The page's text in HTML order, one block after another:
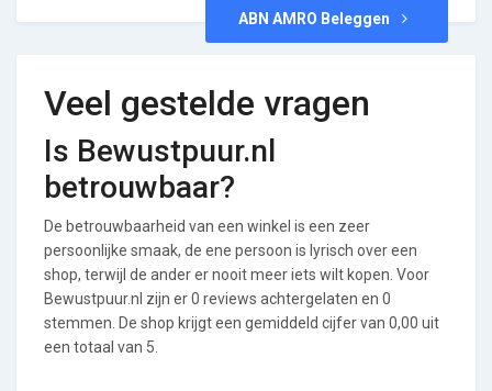
ABN AMRO Beleggen
Veel gestelde vragen
Is Bewustpuur.nl
betrouwbaar?
De betrouwbaarheid van een winkel is een zeer
persoonlijke smaak, de ene persoon is lyrisch over een
shop, terwijl de ander er nooit meer iets wilt kopen. Voor
Bewustpuur.nl zijn er 0 reviews achtergelaten en 0
stemmen. De shop krijgt een gemiddeld cijfer van 0,00 uit
een totaal van 5.